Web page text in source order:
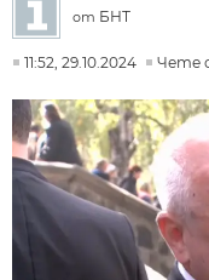
от БНТ
11:52, 29.10.2024 Чете